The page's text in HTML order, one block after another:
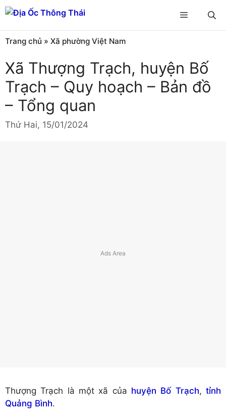
Chuyển
đến
nội
dung
Menu
Trang chủ » Xã phường Việt Nam
Xã Thượng Trạch, huyện Bố
Trạch – Quy hoạch – Bản đồ
– Tổng quan
Thứ Hai, 15/01/2024
Thượng Trạch là một xã của huyện Bố Trạch,tỉnh
Quảng Bình.